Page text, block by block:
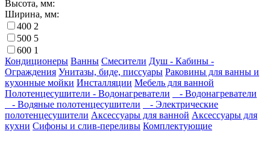
Высота, мм:
Ширина, мм:
400 2
500 5
600 1
Кондиционеры Ванны Смесители Душ - Кабины -
Ограждения Унитазы, биде, писсуары Раковины для ванны и
кухонные мойки Инсталляции Мебель для ванной
Полотенцесушители - Водонагреватели
- Водонагреватели
- Водяные полотенцесушители
- Электрические
полотенцесушители Аксессуары для ванной Аксессуары для
кухни Сифоны и слив-переливы Комплектующие